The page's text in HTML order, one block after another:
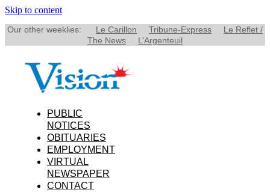
Skip to content
Our other weeklies: Le Carillon Tribune-Express
Le Reflet /
The News
L’Argenteuil
PUBLIC
NOTICES
OBITUARIES
EMPLOYMENT
VIRTUAL
NEWSPAPER
CONTACT